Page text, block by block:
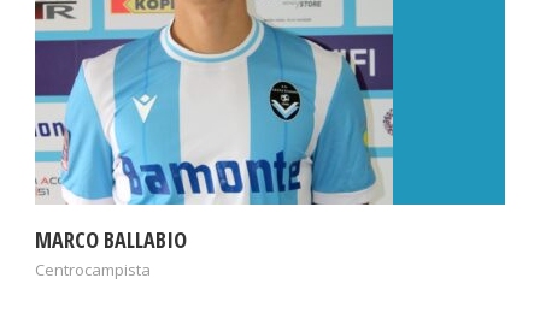
MARCO BALLABIO
Centrocampista